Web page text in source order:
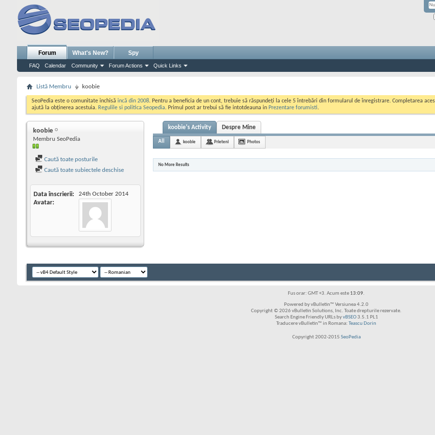
Forum
FAQ Calendar Community Forum Actions Quick Links
What's New? Spy
Listă Membru koobie
SeoPedia este o comunitate inchisă incă din 2008. Pentru a beneficia de un cont, trebuie să răspundeți la cele 5 întrebări din formularul de înregistrare. Completarea
ajută la obținerea acestuia. Regulile si politica Seopedia. Primul post ar trebui să fie intotdeauna in Prezentare forumisti.
koobie
Membru SeoPedia
Caută toate posturile
Caută toate subiectele deschise
Data înscrierii 24th October 2014
Avatar
koobie's Activity Despre Mine
All koobie Prieteni Photos
No More Results
Fus orar: GMT +3. Acum este 13:09.
Powered by vBulletin™ Versiunea 4.2.0
Copyright © 2026 vBulletin Solutions, Inc. Toate drepturile rezervate.
Search Engine Friendly URLs byvBSEO3.5.1 PL1
Traducere vBulletin™ in Romana: Teascu Dorin
Copyright 2002-2015 SeoPedia